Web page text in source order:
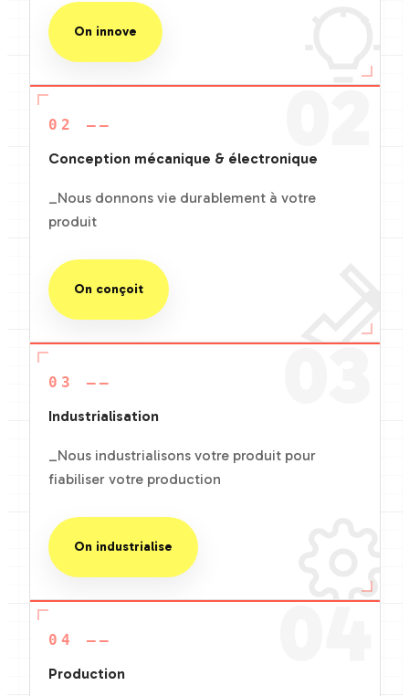
On innove
02
02 ——
Conception mécanique & électronique
_Nous donnons vie durablement à votre
produit
On conçoit
03
03 ——
Industrialisation
_Nous industrialisons votre produit pour
fiabiliser votre production
On industrialise
04
04 ——
Production